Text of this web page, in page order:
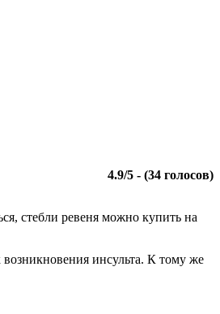
4.9/5 - (34 голосов)
стебли ревеня можно купить на
инсульта. К тому же